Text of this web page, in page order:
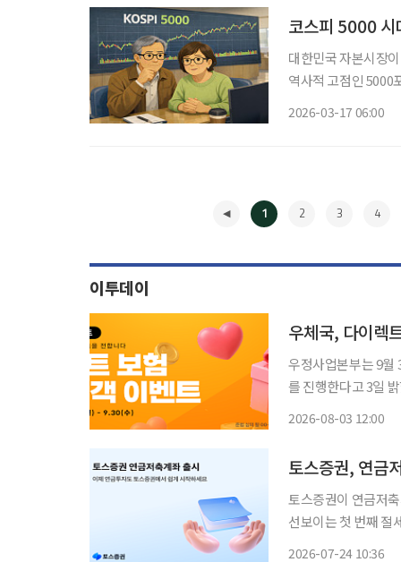
코스피 5000 시
대한민국 자본시장
역사적 고점인 5000
2026-03-17 06:00
1 2 3 4
이투데이
우체국, 다이렉
우정사업본부는 9월
를 진행한다고 3일 밝혔다. 이벤트는 우체국보험 홈페이지와 '잇다 보험'
2026-08-03 12:00
토스증권, 연금
토스증권이 연금저축계좌를 출시한다. 24일 토
선보이는 첫 번째 절
2026-07-24 10:36